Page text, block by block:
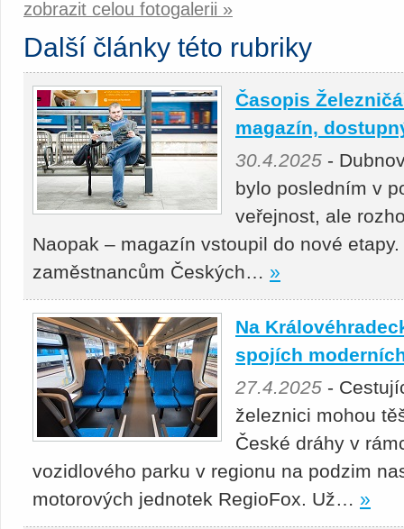
zobrazit celou fotogalerii »
Další články této rubriky
Časopis
magazín,
30.4.2025 -
bylo posledním v
veřejnost, ale
Naopak – magazín vstoupil do nové
zaměstnancům Českých… »
Na
spojích
27.4.2025 -
železnici mohou
České dráhy v
vozidlového parku v regionu na podzim
motorových jednotek RegioFox. Už… »